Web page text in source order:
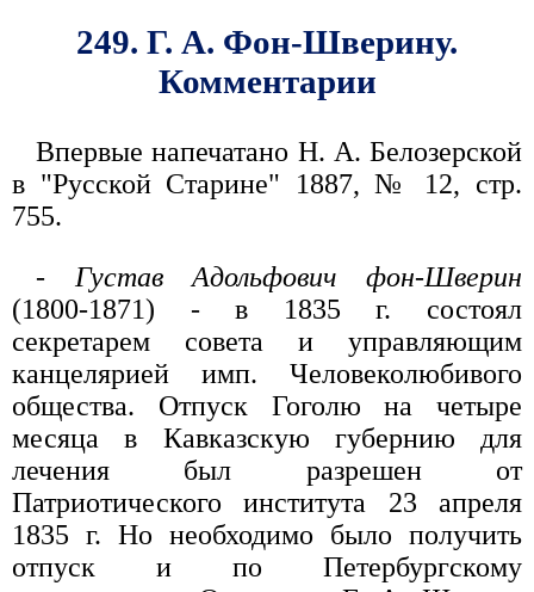
249. Г. А. Фон-Шверину.
Комментарии
Впервые напечатано Н. А. Белозерской
в "Русской Старине" 1887, № 12, стр.
755.
- Густав Адольфович фон-Шверин
(1800-1871) - в 1835 г. состоял
секретарем совета и управляющим
канцелярией имп. Человеколюбивого
общества. Отпуск Гоголю на четыре
месяца в Кавказскую губернию для
лечения был разрешен от
Патриотического института 23 апреля
1835 г. Но необходимо было получить
отпуск и по Петербургскому